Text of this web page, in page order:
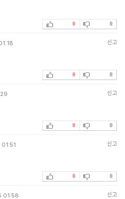
0 0
신고
0 0
신고
0 0
신고
0 0
01:58 신고